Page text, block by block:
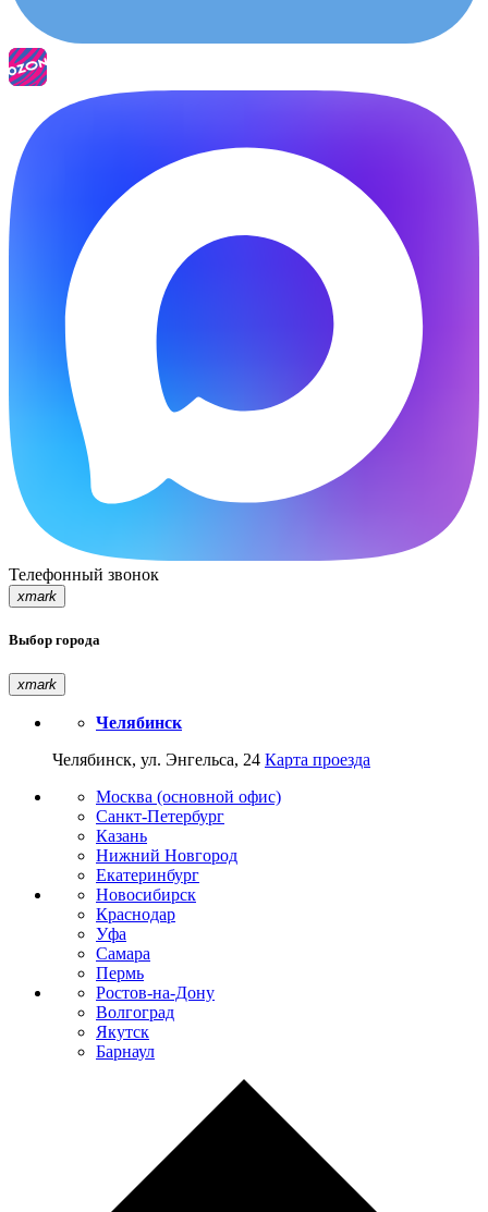
Телефонный звонок
xmark
Выбор города
xmark
Челябинск
Челябинск, ул. Энгельса, 24 Карта проезда
Москва (основной офис)
Санкт-Петербург
Казань
Нижний Новгород
Екатеринбург
Новосибирск
Краснодар
Уфа
Самара
Пермь
Ростов-на-Дону
Волгоград
Якутск
Барнаул